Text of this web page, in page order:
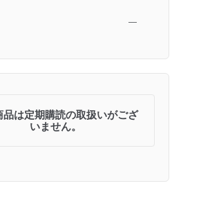
―
品は定期購読の取扱いがござ
いません。